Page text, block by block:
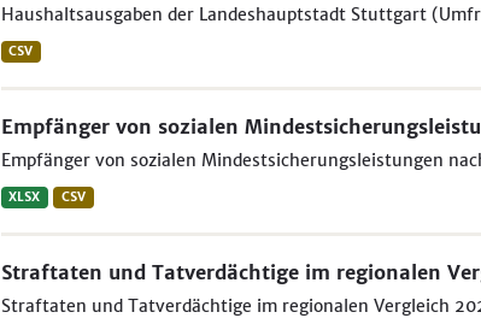
Haushaltsausgaben der Landeshauptstadt Stuttgart
CSV
Empfänger von sozialen
Empfänger von sozialen Mindestsicherungsleistungen
XLSX CSV
Straftaten und Tatverdächtige im regionalen
Straftaten und Tatverdächtige im regionalen Vergleich